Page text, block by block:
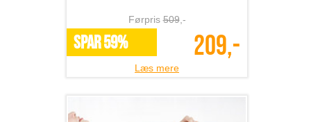
Førpris509,-
SPAR 59% 209,-
Læs mere